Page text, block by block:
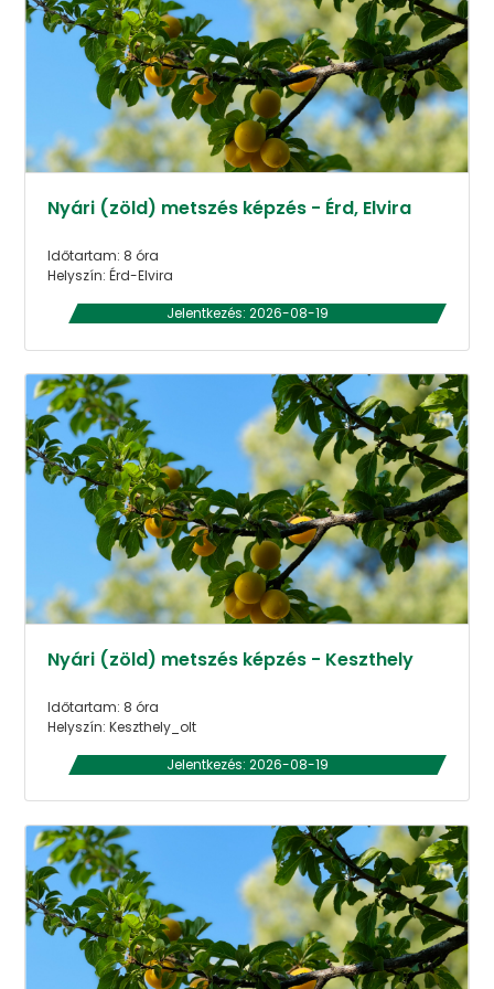
Nyári (zöld) metszés képzés - Érd, Elvira
Időtartam: 8 óra
Helyszín: Érd-Elvira
Jelentkezés: 2026-08-19
Nyári (zöld) metszés képzés - Keszthely
Időtartam: 8 óra
Helyszín: Keszthely_olt
Jelentkezés: 2026-08-19